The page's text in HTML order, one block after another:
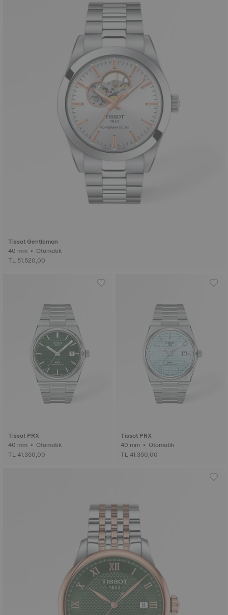
Tissot Gentleman
40 mm • Otomatik
TL 51.520,00
Tissot PRX
40 mm • Otomatik
TL 41.350,00
Tissot PRX
40 mm • Otomatik
TL 41.350,00